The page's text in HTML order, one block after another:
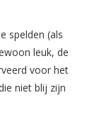
spelden (als
leuk, de
voor het
niet blij zijn